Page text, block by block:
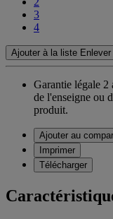
3
4
Ajouter à la liste
Garantie légale 2
de l'enseigne ou
produit.
Ajouter au
Imprimer
Télécharger